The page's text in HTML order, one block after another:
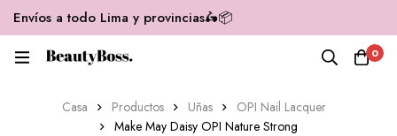
Envíos a todo Lima y provincias🛵📦
0
Casa Productos Uñas
OPI Nail Lacquer
Make May Daisy OPI Nature Strong